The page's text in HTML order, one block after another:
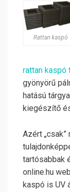
Rattan kaspó
rattan
gyönyörű
hatású
kiegészítő
Azért
tartósabbak
online.hu
kaspó is UV